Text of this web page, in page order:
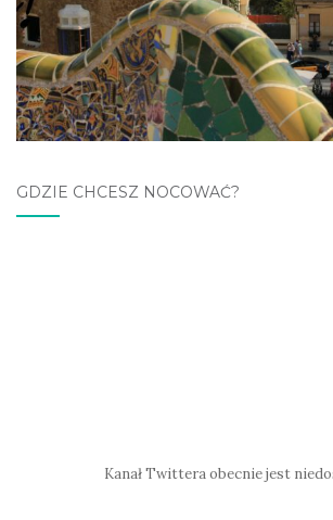
GDZIE CHCESZ NOCOWAĆ?
Kanał Twittera obecnie jest